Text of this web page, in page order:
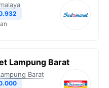
Lampung Barat
Barat